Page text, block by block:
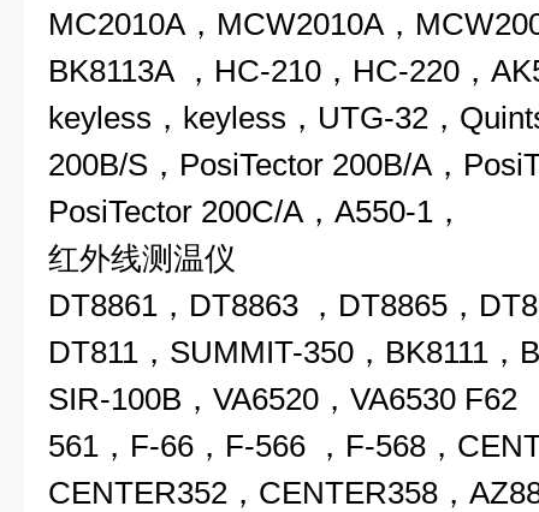
MC2010A，MCW2010A，
BK8113A ，HC-210，HC-220，
keyless，keyless，UTG-32，
200B/S，PosiTector 200B/A，
PosiTector 200C/A，A550-1，
红外线测温仪
DT8861，DT8863 ，DT8865，
DT811，SUMMIT-350，BK8111，
SIR-100B，VA6520，VA6530 F62
561，F-66，F-566 ，F-568，
CENTER352，CENTER358，